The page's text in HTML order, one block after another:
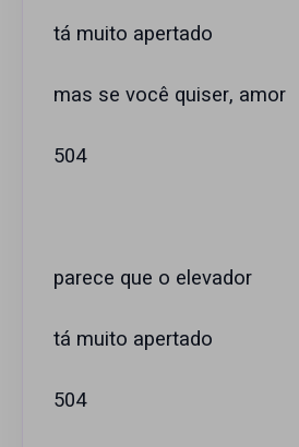
tá muito apertado
mas se você quiser, amor
504
parece que o elevador
tá muito apertado
504